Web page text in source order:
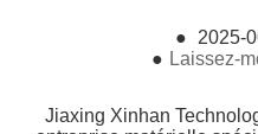
● 2025-
● Laissez-
Jiaxing Xinhan